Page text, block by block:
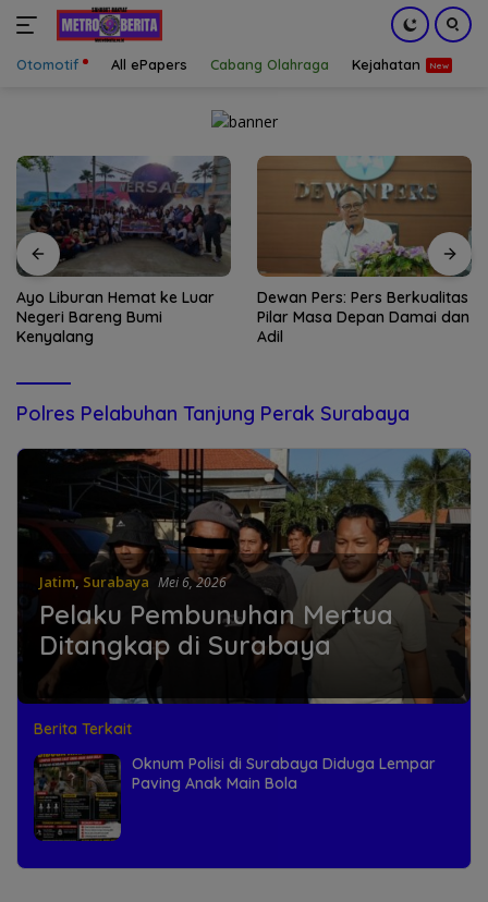
Otomotif All ePapers Cabang Olahraga Kejahatan
Ayo Liburan Hemat ke Luar
Negeri Bareng Bumi
Kenyalang
Dewan Pers: Pers Berkualitas
Pilar Masa Depan Damai dan
Adil
Polres Pelabuhan Tanjung Perak Surabaya
Jatim Surabaya Mei 6, 2026
Pelaku Pembunuhan Mertua
Ditangkap di Surabaya
Berita Terkait
Oknum Polisi di Surabaya Diduga Lempar
Paving Anak Main Bola